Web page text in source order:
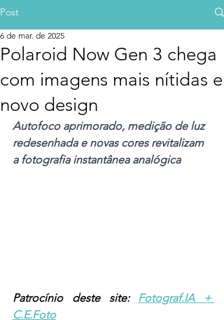
Post
Polaroid Now Gen 3 chega
com imagens mais nítidas e
novo design
6 de mar. de 2025
Autofoco aprimorado, medição de luz
redesenhada e novas cores revitalizam
a fotografia instantânea analógica
Patrocínio deste site: Fotograf.IA +
C.E.Foto